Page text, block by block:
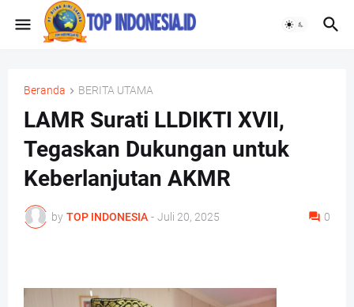
Beranda BERITA UTAMA
LAMR Surati LLDIKTI XVII,
Tegaskan Dukungan untuk
Keberlanjutan AKMR
by TOP INDONESIA - Juli 20, 2025 0